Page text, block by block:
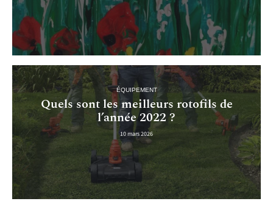
ÉQUIPEMENT
Quels sont les meilleurs rotofils de
l’année 2022 ?
10 mars 2026